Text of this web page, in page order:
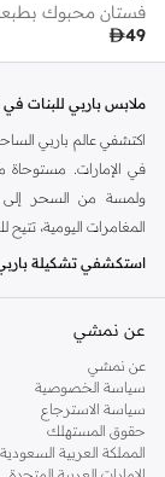
فستان محبوك
49
ملابس باربي للبنات في
اكتشفي عالم باربي
في الإمارات. مستوحاة
ولمسة من السحر إلى
المغامرات اليومية،
استكشفي تشكيلة
يضم اختيارنا
الفساتين الزاهية
قطعة مصممة بعناية
طفلتك من تحقيق أحلامها
فساتين:فساتين
التنكرية.
عن نمشي
عن نمشي
سياسة الخصوصية
سياسة الاسترجاع
حقوق المستهلك
المملكة العربية السعودية